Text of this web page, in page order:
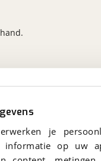
je
informatie op